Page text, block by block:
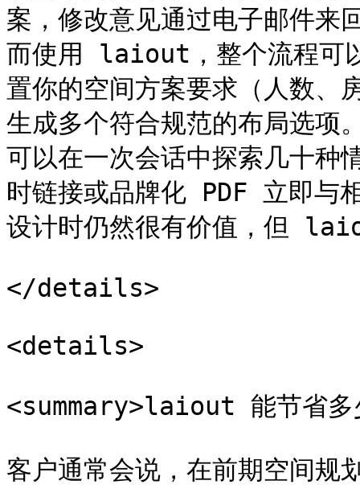
案，修改意见通过电子邮件来
而使用 laiout，整个流程可
置你的空间方案要求（人数、
生成多个符合规范的布局选项
可以在一次会话中探索几十种
时链接或品牌化 PDF 立即与
设计时仍然很有价值，但
</details>
<details>
<summary>laiout 能节省多
客户通常会说，在前期空间